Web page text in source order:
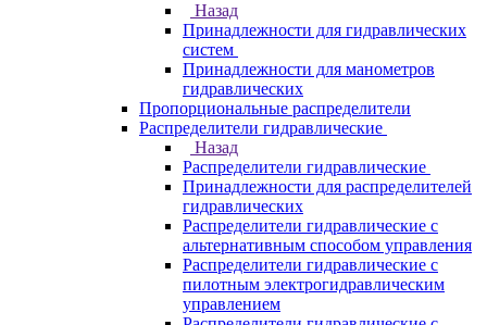
Назад
Принадлежности для гидравлических
систем
Принадлежности для манометров
гидравлических
Пропорциональные распределители
Распределители гидравлические
Назад
Распределители гидравлические
Принадлежности для распределителей
гидравлических
Распределители гидравлические с
альтернативным способом управления
Распределители гидравлические с
пилотным электрогидравлическим
управлением